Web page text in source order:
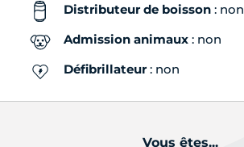
Distributeur de boisson : non
Admission animaux : non
Défibrillateur: non
Vous êtes...